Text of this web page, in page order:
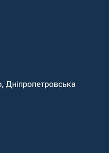
Дніпропетровська